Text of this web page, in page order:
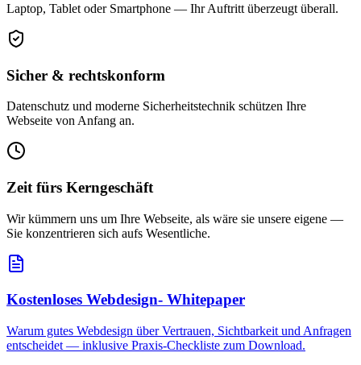
Laptop, Tablet oder Smartphone — Ihr Auftritt überzeugt überall.
Sicher & rechtskonform
Datenschutz und moderne Sicherheitstechnik schützen Ihre
Webseite von Anfang an.
Zeit fürs Kerngeschäft
Wir kümmern uns um Ihre Webseite, als wäre sie unsere eigene —
Sie konzentrieren sich aufs Wesentliche.
Kostenloses Webdesign- Whitepaper
Warum gutes Webdesign über Vertrauen, Sichtbarkeit und Anfragen
entscheidet — inklusive Praxis-Checkliste zum Download.